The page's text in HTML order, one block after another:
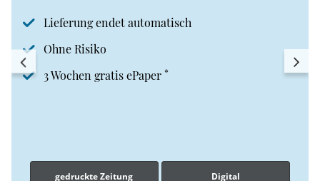
Lieferung endet automatisch
Ohne Risiko
3 Wochen gratis ePaper *
gedruckte Zeitung Digital